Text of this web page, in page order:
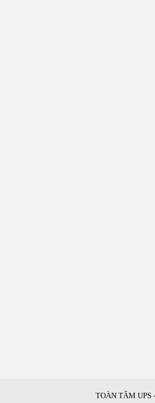
TOÀN TÂM UPS